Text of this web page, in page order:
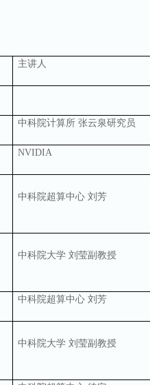
主讲人
中科院计算所 张云泉研究员
NVIDIA
中科院超算中心 刘芳
中科院大学 刘莹副教授
中科院超算中心 刘芳
中科院大学 刘莹副教授